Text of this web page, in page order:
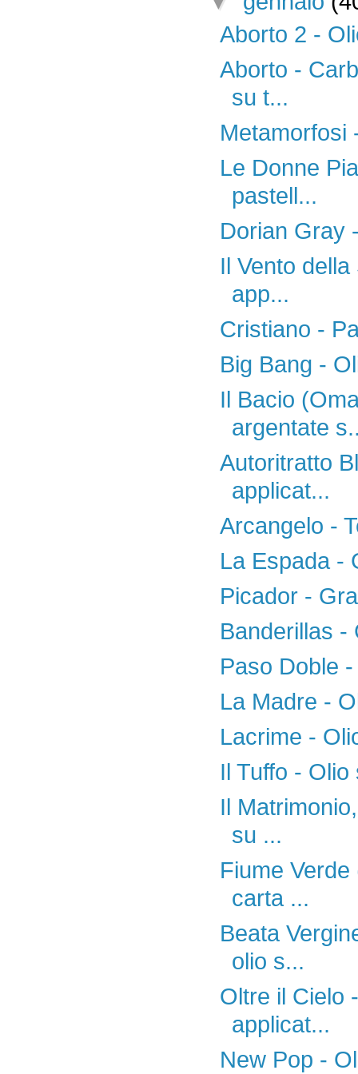
Aborto 2 -
Aborto -
su t...
Metamorfosi
Le Donne
pastell...
Dorian Gray
Il Vento
app...
Cristiano -
Big Bang -
Il Bacio
argentate
Autoritratto
applicat...
Arcangelo -
La Espada -
Picador -
Banderillas -
Paso Doble
La Madre -
Lacrime -
Il Tuffo -
Il
su ...
Fiume
carta ...
Beata
olio s...
Oltre il Cielo
applicat...
New Pop -